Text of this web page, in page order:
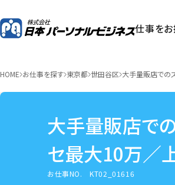
仕事を
HOME お仕事を探す 東京都 世田谷区 大手量販店での
大手量販店で
セ最大10万／
お仕事NO.KT02_01616